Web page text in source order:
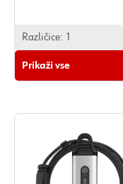
Različice: 1
Prikaži vse